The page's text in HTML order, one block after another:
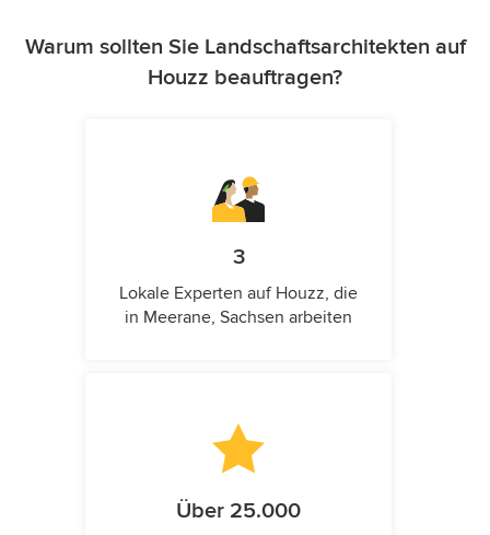
Warum sollten Sie Landschaftsarchitekten auf
Houzz beauftragen?
3
Lokale Experten auf Houzz, die
in Meerane, Sachsen arbeiten
Über 25.000